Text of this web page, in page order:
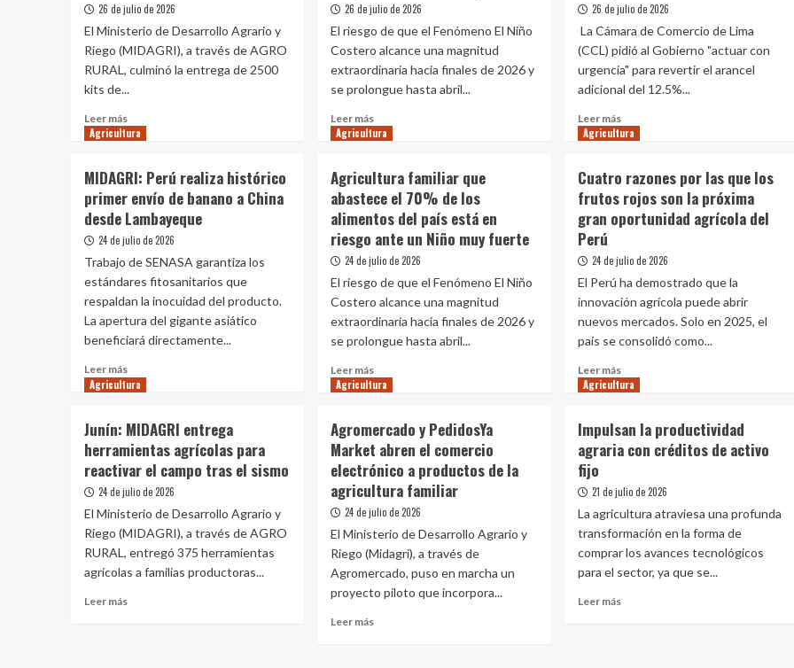
fijo
en
créditos
del
Fondo
Agroperú
primer
semestre
productos
peruanos
más
afectados
por
el
de
EE.
UU.
26 de julio de 2026
El Ministerio de Desarrollo Agrario y
Riego (MIDAGRI), a través de AGRO
RURAL, culminó la entrega de 2500
kits de...
Leer másLeer
más
culminó
la
entrega
de
para
fortalecer
los
cultivos
frente
las
heladas
regiones
26 de julio de 2026
El riesgo de que el Fenómeno El Niño
Costero alcance una magnitud
extraordinaria hacia finales de 2026 y
se prolongue hasta abril...
Leer más
más
familiar
que
abastece
el
de
los
alimentos
del
está
en
riesgo
Niño
muy
fuerte
26 de julio de 2026
La Cámara de Comercio de Lima
(CCL) pidió al Gobierno "actuar con
urgencia" para revertir el arancel
adicional del 12.5%...
Leer más
más
de
Comercio
de
al
Gobierno
revertir
con
urgencia
nuevo
arancel
Agricultura
MIDAGRI: Perú realiza histórico
primer envío de banano a China
desde Lambayeque
24 de julio de 2026
Trabajo de SENASA garantiza los
estándares fitosanitarios que
respaldan la inocuidad del producto.
La apertura del gigante asiático
beneficiará directamente...
Leer másLeer
más
Perú
realiza
histórico
primer
de
banano
a
China
Lambayeque
Agricultura
Agricultura familiar que
abastece el 70% de los
alimentos del país está en
riesgo ante un Niño muy fuerte
24 de julio de 2026
El riesgo de que el Fenómeno El Niño
Costero alcance una magnitud
extraordinaria hacia finales de 2026 y
se prolongue hasta abril...
Leer más
más
familiar
que
abastece
el
de
los
alimentos
del
país
está
en
Agricultura
Cuatro razones por las que los
frutos rojos son la próxima
gran oportunidad agrícola del
Perú
24 de julio de 2026
El Perú ha demostrado que la
innovación agrícola puede abrir
nuevos mercados. Solo en 2025, el
país se consolidó como...
Leer más
más
razones
por
que
frutos
rojos
son
la
gran
Agricultura
Junín: MIDAGRI entrega
herramientas agrícolas para
reactivar el campo tras el sismo
24 de julio de 2026
El Ministerio de Desarrollo Agrario y
Riego (MIDAGRI), a través de AGRO
RURAL, entregó 375 herramientas
agrícolas a familias productoras...
Leer másLeer
Agricultura
Agromercado y PedidosYa
Market abren el comercio
electrónico a productos de la
agricultura familiar
24 de julio de 2026
El Ministerio de Desarrollo Agrario y
Riego (Midagri), a través de
Agromercado, puso en marcha un
proyecto piloto que incorpora...
Leer más
Agricultura
Impulsan la productividad
agraria con créditos de activo
fijo
21 de julio de 2026
La agricultura atraviesa una profunda
transformación en la forma de
comprar los avances tecnológicos
para el sector, ya que se...
Leer más